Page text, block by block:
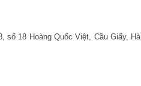
số 18 Hoàng Quốc Việt, Cầu Giấy, Hà